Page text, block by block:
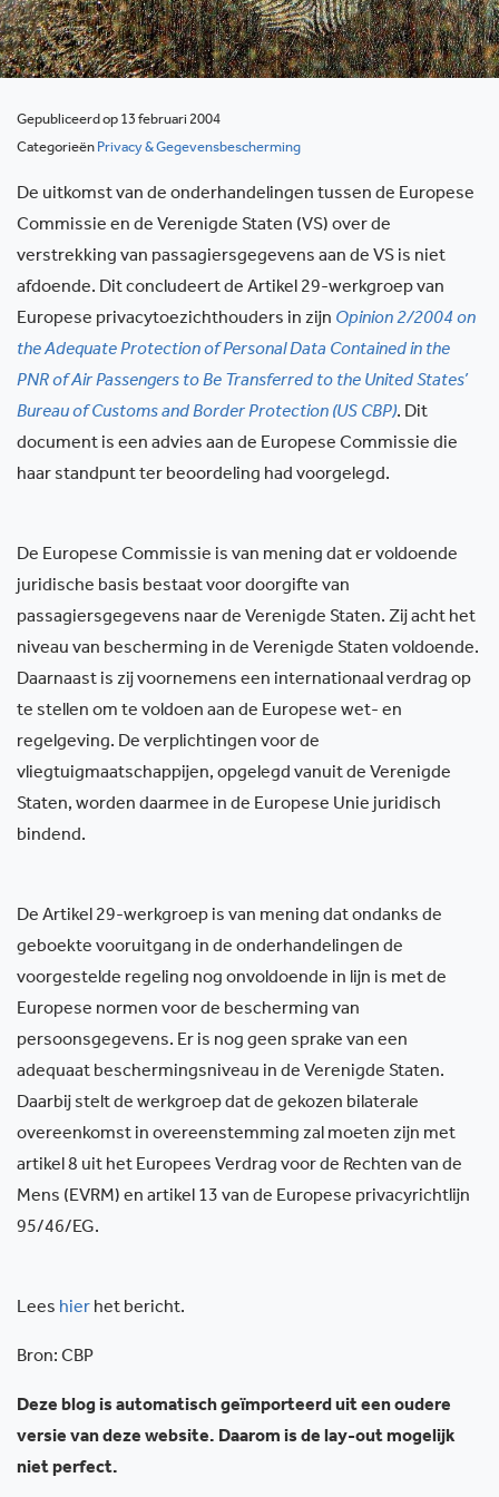
Gepubliceerd op 13 februari 2004
Categorieën Privacy & Gegevensbescherming
De uitkomst van de onderhandelingen tussen de Europese
Commissie en de Verenigde Staten (VS) over de
verstrekking van passagiersgegevens aan de VS is niet
afdoende. Dit concludeert de Artikel 29-werkgroep van
Europese privacytoezichthouders in zijn Opinion 2/2004 on
the Adequate Protection of Personal Data Contained in the
PNR of Air Passengers to Be Transferred to the United States’
Bureau of Customs and Border Protection (US CBP). Dit
document is een advies aan de Europese Commissie die
haar standpunt ter beoordeling had voorgelegd.
De Europese Commissie is van mening dat er voldoende
juridische basis bestaat voor doorgifte van
passagiersgegevens naar de Verenigde Staten. Zij acht het
niveau van bescherming in de Verenigde Staten voldoende.
Daarnaast is zij voornemens een internationaal verdrag op
te stellen om te voldoen aan de Europese wet- en
regelgeving. De verplichtingen voor de
vliegtuigmaatschappijen, opgelegd vanuit de Verenigde
Staten, worden daarmee in de Europese Unie juridisch
bindend.
De Artikel 29-werkgroep is van mening dat ondanks de
geboekte vooruitgang in de onderhandelingen de
voorgestelde regeling nog onvoldoende in lijn is met de
Europese normen voor de bescherming van
persoonsgegevens. Er is nog geen sprake van een
adequaat beschermingsniveau in de Verenigde Staten.
Daarbij stelt de werkgroep dat de gekozen bilaterale
overeenkomst in overeenstemming zal moeten zijn met
artikel 8 uit het Europees Verdrag voor de Rechten van de
Mens (EVRM) en artikel 13 van de Europese privacyrichtlijn
95/46/EG.
Lees hier het bericht.
Bron: CBP
Deze blog is automatisch geïmporteerd uit een oudere
versie van deze website. Daarom is de lay-out mogelijk
niet perfect.